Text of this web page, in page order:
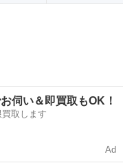
伺い＆即買取もOK！
取します
Ad